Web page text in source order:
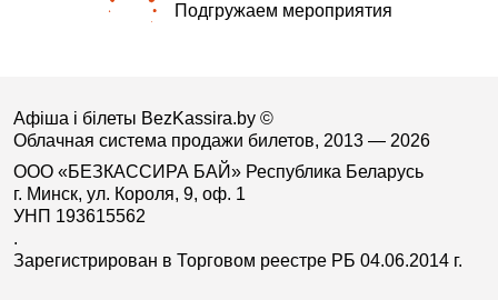
Подгружаем мероприятия
Афіша і білеты BezKassira.by ©
Облачная система продажи билетов, 2013 — 2026
ООО «БЕЗКАССИРА БАЙ» Республика Беларусь
г. Минск, ул. Короля, 9, оф. 1
УНП 193615562
.
Зарегистрирован в Торговом реестре РБ 04.06.2014 г.